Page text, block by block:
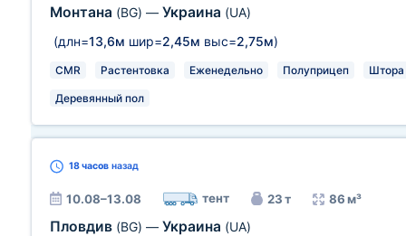
Монтана (BG) — Украина (UA)
(длн=13,6м шир=2,45м выс=2,75м)
CMR Растентовка Еженедельно Полуприцеп Штора
Деревянный пол
18 часов назад
10.08–13.08 тент 23 т 86 м³
Пловдив (BG) — Украина (UA)